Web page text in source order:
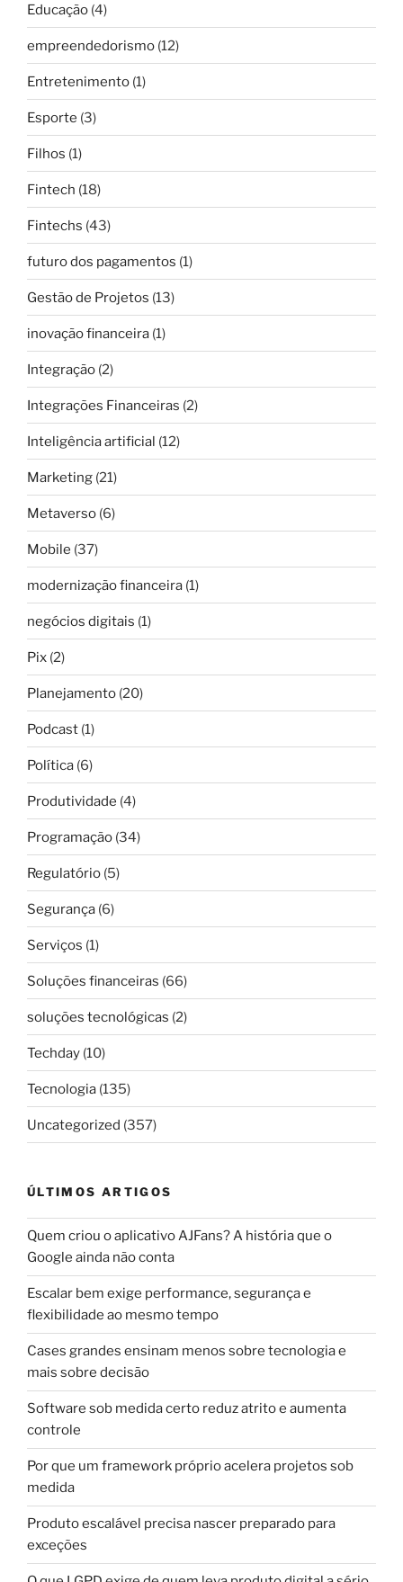
Educação (4)
empreendedorismo (12)
Entretenimento (1)
Esporte (3)
Filhos (1)
Fintech (18)
Fintechs (43)
futuro dos pagamentos (1)
Gestão de Projetos (13)
inovação financeira (1)
Integração (2)
Integrações Financeiras (2)
Inteligência artificial (12)
Marketing (21)
Metaverso (6)
Mobile (37)
modernização financeira (1)
negócios digitais (1)
Pix (2)
Planejamento (20)
Podcast (1)
Política (6)
Produtividade (4)
Programação (34)
Regulatório (5)
Segurança (6)
Serviços (1)
Soluções financeiras (66)
soluções tecnológicas (2)
Techday (10)
Tecnologia (135)
Uncategorized (357)
ÚLTIMOS ARTIGOS
Quem criou o aplicativo AJFans? A história que o
Google ainda não conta
Escalar bem exige performance, segurança e
flexibilidade ao mesmo tempo
Cases grandes ensinam menos sobre tecnologia e
mais sobre decisão
Software sob medida certo reduz atrito e aumenta
controle
Por que um framework próprio acelera projetos sob
medida
Produto escalável precisa nascer preparado para
exceções